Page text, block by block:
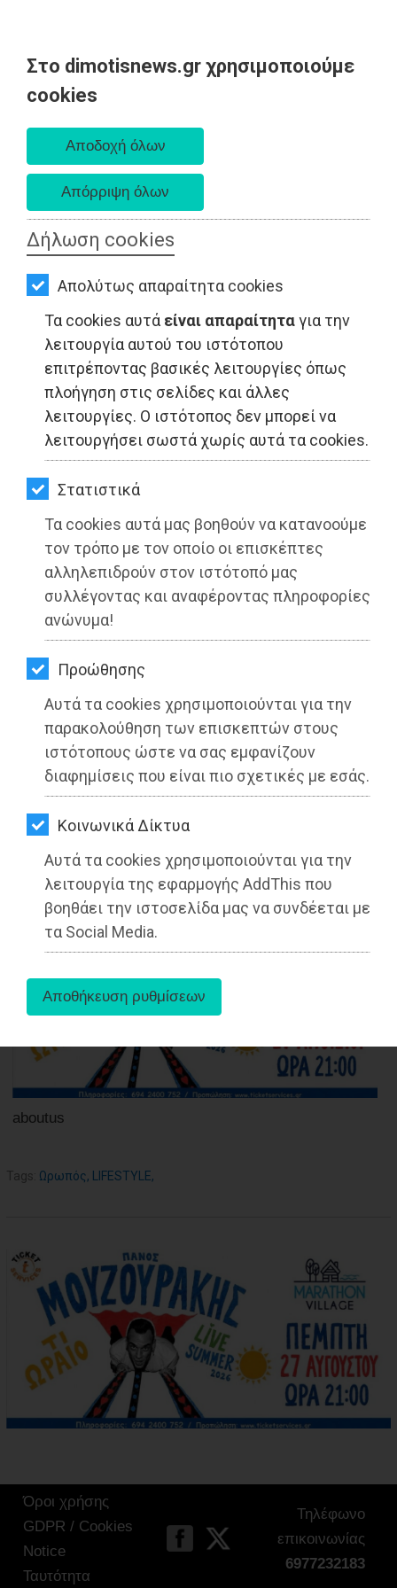
Στο dimotisnews.gr χρησιμοποιούμε
cookies
Δήλωση cookies
Απολύτως απαραίτητα cookies
Τα cookies αυτά είναι απαραίτηταγια την
λειτουργία αυτού του ιστότοπου
επιτρέποντας βασικές λειτουργίες όπως
πλοήγηση στις σελίδες και άλλες
λειτουργίες. Ο ιστότοπος δεν μπορεί να
λειτουργήσει σωστά χωρίς αυτά τα cookies.
Στατιστικά
Τα cookies αυτά μας βοηθούν να κατανοούμε
τον τρόπο με τον οποίο οι επισκέπτες
αλληλεπιδρούν στον ιστότοπό μας
συλλέγοντας και αναφέροντας πληροφορίες
ανώνυμα!
Προώθησης
Αυτά τα cookies χρησιμοποιούνται για την
παρακολούθηση των επισκεπτών στους
ιστότοπους ώστε να σας εμφανίζουν
διαφημίσεις που είναι πιο σχετικές με εσάς.
Kοινωνικά Δίκτυα
Αυτά τα cookies χρησιμοποιούνται για την
λειτουργία της εφαρμογής AddThis που
βοηθάει την ιστοσελίδα μας να συνδέεται με
τα Social Media.
AΡΧΙΚΗ
ΕΙΔΗΣΕΙΣ
ΠΟΛΙΤΙΚΗ
ΤΟΠΙΚΗ
ΑΥΤΟΔΙΟΙΚΗΣΗ
ΟΙΚΟΝΟΜΙΑ
ΑΘΛΗΤΙΣΜΟΣ
ΠΟΛΙΤΙΣΜΟΣ
ΣΠΙΤΙ-
ΚΗΠΟΣ
ΥΓΕΙΑ
LIFESTYLE
ΤΑΞΙΔΙΑ
ΕΞΟΔΟΣ
ΠΕΡΙΒΑΛΛΟΝ
ΚΑΤΟΙΚΙΔΙΟ
ΑΓΓΕΛΙΕΣ
ΕΦΗΜΕΡΙΔΕΣ
OΔΗΓΟΣ
ΑΓΟΡΑΣ
ΨΙΘΥΡΟΙ
ΑΠΟΣΤΟΛΗ
ΑΡΘΡΩΝ
LIFESTYLE - Ωρωπός
Λαϊκή Συσπείρωση Ωρωπού:
Ανατριχιαστικές εικόνες με θύτη την
πολιτική της ιδιωτικοποίησης των
υπηρεσιών της δημόσιας υγείας
Διαβάστηκε 3961 φορές
27-05-2025
Από τo Dimotisnews
aboutus
Tags: Ωρωπός, LIFESTYLE,
Όροι χρήσης
GDPR / Cookies
Notice
Ταυτότητα
Τηλέφωνο
επικοινωνίας
6977232183